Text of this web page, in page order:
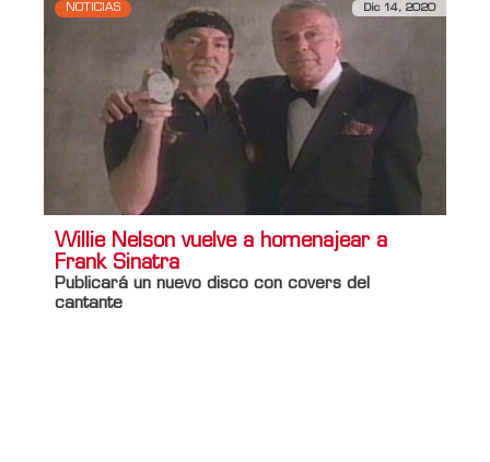
NOTICIAS Dic 14, 2020
Willie Nelson vuelve a homenajear a
Frank Sinatra
Publicará un nuevo disco con covers del
cantante